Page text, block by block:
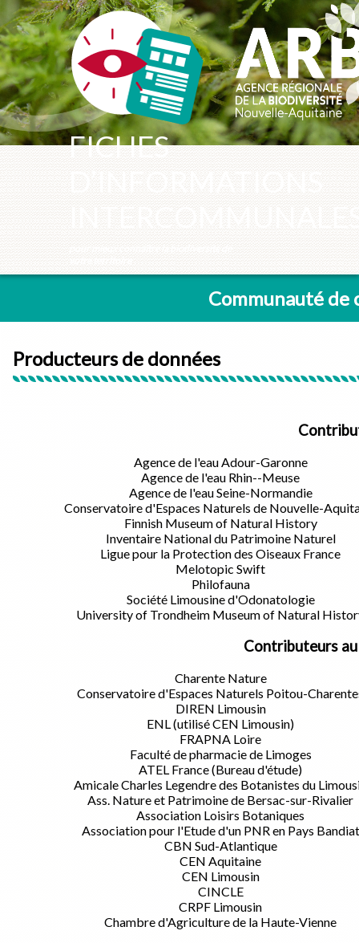
FICHES
Communauté de
Producteurs de données
Agence de l'eau Adour-Garonne
Agence de l'eau Rhin--Meuse
Agence de l'eau Seine-Normandie
Conservatoire d'Espaces Naturels de Nouvelle-
Finnish Museum of Natural History
Inventaire National du Patrimoine Naturel
Ligue pour la Protection des Oiseaux France
Melotopic Swift
Philofauna
Société Limousine d'Odonatologie
University of Trondheim Museum of Natural
Contributeurs
Charente Nature
Conservatoire d'Espaces Naturels Poitou-
DIREN Limousin
ENL (utilisé CEN Limousin)
FRAPNA Loire
Faculté de pharmacie de Limoges
ATEL France (Bureau d'étude)
Amicale Charles Legendre des Botanistes du
Ass. Nature et Patrimoine de Bersac-sur-Rivalier
Association Loisirs Botaniques
Association pour l'Etude d'un PNR en Pays Bandiat
CBN Sud-Atlantique
CEN Aquitaine
CEN Limousin
CINCLE
CRPF Limousin
Chambre d'Agriculture de la Haute-Vienne
Panneau de gestion des cookies